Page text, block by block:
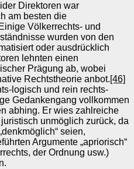
Direktoren war
am besten die
Völkerrechts- und
wurden von den
oder ausdrücklich
lehnten einen
Prägung ab, wobei
Rechtstheorie anbot.[46]
logisch und rein rechts-
Gedankengang vollkommen
abhing. Er wies zahlreiche
unmöglich zurück, da
seien,
Argumente „apriorisch“
der Ordnung usw.)